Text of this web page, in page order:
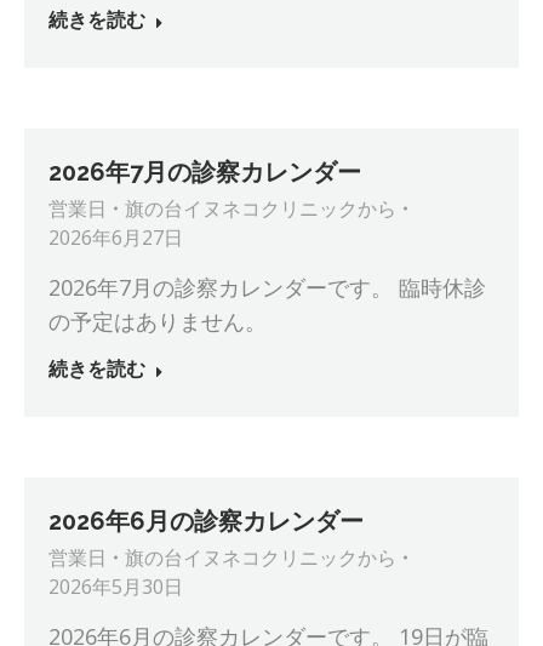
続きを読む
2026年7月の診察カレンダー
営業日 旗の台イヌネコクリニックから
2026年6月27日
2026年7月の診察カレンダーです。 臨時休診
の予定はありません。
続きを読む
2026年6月の診察カレンダー
営業日 旗の台イヌネコクリニックから
2026年5月30日
2026年6月の診察カレンダーです。 19日が臨